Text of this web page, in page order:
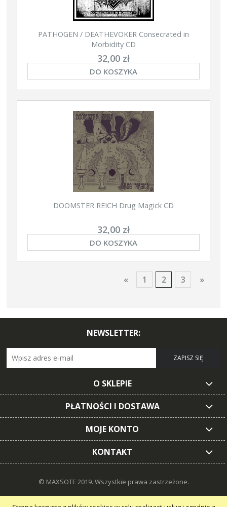
PATHOGEN / DEATHEVOKER Consecrated in
Morbidity CD
32,00 zł
DO KOSZYKA
DOOMSTER REICH Drug Magick CD
32,00 zł
DO KOSZYKA
« 1 2 3 »
NEWSLETTER:
ZAPISZ SIĘ
O SKLEPIE
PŁATNOŚCI I DOSTAWA
MOJE KONTO
KONTAKT
© MAXSOTE 2019. Wszystkie prawa zastrzeżone.